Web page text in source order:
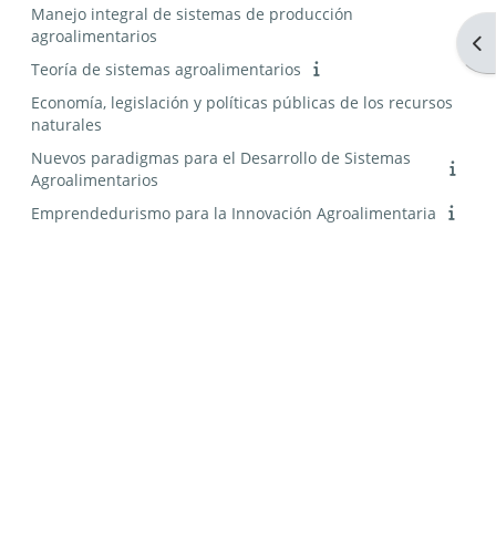
Manejo integral de sistemas de producción
agroalimentarios
Teoría de sistemas agroalimentarios
Economía, legislación y políticas públicas de los recursos
naturales
Nuevos paradigmas para el Desarrollo de Sistemas
Agroalimentarios
Emprendedurismo para la Innovación Agroalimentaria